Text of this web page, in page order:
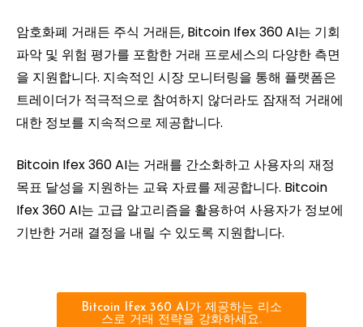
암호화폐 거래든 주식 거래든, Bitcoin Ifex 360 AI는 기회
파악 및 위험 평가를 포함한 거래 프로세스의 다양한 측면
을 지원합니다. 지속적인 시장 모니터링을 통해 플랫폼은
트레이더가 적극적으로 참여하지 않더라도 잠재적 거래에
대한 정보를 지속적으로 제공합니다.
Bitcoin Ifex 360 AI는 거래를 간소화하고 사용자의 재정
목표 달성을 지원하는 교육 자료를 제공합니다. Bitcoin
Ifex 360 AI는 고급 알고리즘을 활용하여 사용자가 정보에
기반한 거래 결정을 내릴 수 있도록 지원합니다.
Bitcoin Ifex 360 AI가 제공하는 리소
스로 거래 전략을 강화하세요.